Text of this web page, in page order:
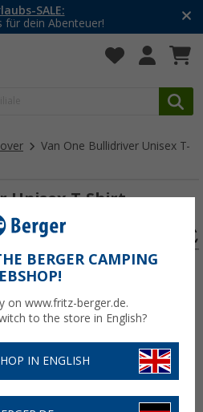
-20% auf Kleidung
Mit dem
Van One Bullidriver Unisex T-
Unisex T-Shirt
BERGER CAMPING
on www.fritz-berger.de.
to the store in English?
IN ENGLISH